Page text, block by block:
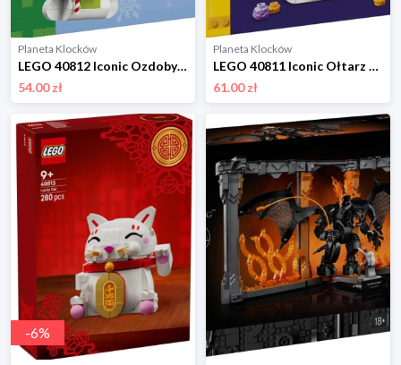
Planeta Klocków
LEGO 40812 Iconic Ozdoby z bałwankami Lego
54.00 zł
Planeta Klocków
LEGO 40811 Iconic Ołtarz dla zmarłych Lego
61.00 zł
-6%